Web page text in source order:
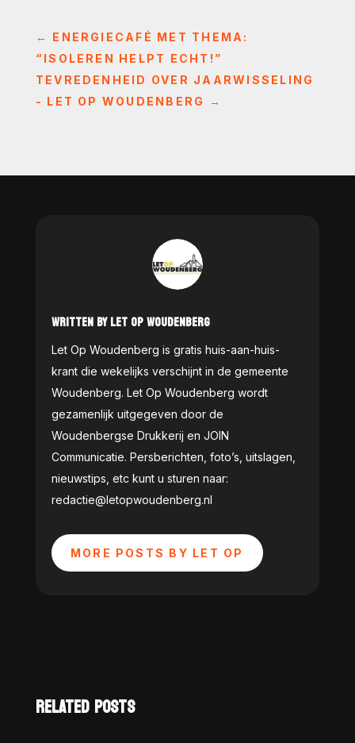
← ENERGIECAFÉ MET THEMA:
“ISOLEREN HELPT ECHT!”
TEVREDENHEID OVER JAARWISSELING
- LET OP WOUDENBERG
→
WRITTEN BY LET OP WOUDENBERG
Let Op Woudenberg is gratis huis-aan-huis-
krant die wekelijks verschijnt in de gemeente
Woudenberg. Let Op Woudenberg wordt
gezamenlijk uitgegeven door de
Woudenbergse Drukkerij en JOIN
Communicatie. Persberichten, foto’s, uitslagen,
nieuwstips, etc kunt u sturen naar:
redactie@letopwoudenberg.nl
MORE POSTS BY LET OP
RELATED POSTS